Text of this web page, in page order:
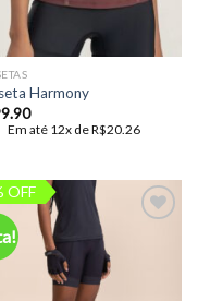
Harmony
Em até 12x deR$20.26
OFF